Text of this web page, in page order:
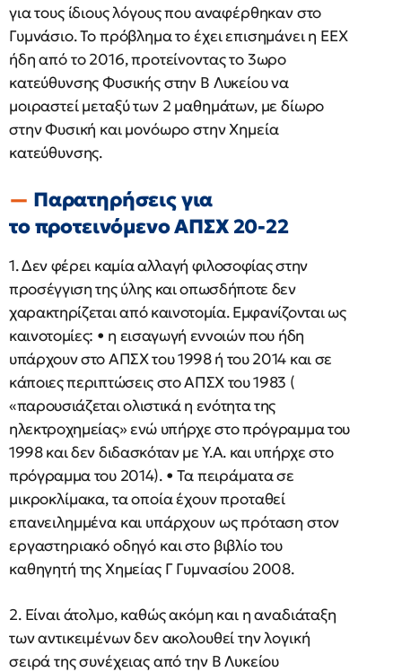
για τους ίδιους λόγους που αναφέρθηκαν στο
Γυμνάσιο. Το πρόβλημα το έχει επισημάνει η ΕΕΧ
ήδη από το 2016, προτείνοντας το 3ωρο
κατεύθυνσης Φυσικής στην Β Λυκείου να
μοιραστεί μεταξύ των 2 μαθημάτων, με δίωρο
στην Φυσική και μονόωρο στην Χημεία
κατεύθυνσης.
Παρατηρήσεις για
το προτεινόμενο ΑΠΣΧ 20-22
1. Δεν φέρει καμία αλλαγή φιλοσοφίας στην
προσέγγιση της ύλης και οπωσδήποτε δεν
χαρακτηρίζεται από καινοτομία. Εμφανίζονται ως
καινοτομίες: • η εισαγωγή εννοιών που ήδη
υπάρχουν στο ΑΠΣΧ του 1998 ή του 2014 και σε
κάποιες περιπτώσεις στο ΑΠΣΧ του 1983 (
«παρουσιάζεται ολιστικά η ενότητα της
ηλεκτροχημείας» ενώ υπήρχε στο πρόγραμμα του
1998 και δεν διδασκόταν με Υ.Α. και υπήρχε στο
πρόγραμμα του 2014). • Τα πειράματα σε
μικροκλίμακα, τα οποία έχουν προταθεί
επανειλημμένα και υπάρχουν ως πρόταση στον
εργαστηριακό οδηγό και στο βιβλίο του
καθηγητή της Χημείας Γ Γυμνασίου 2008.
2. Είναι άτολμο, καθώς ακόμη και η αναδιάταξη
των αντικειμένων δεν ακολουθεί την λογική
σειρά της συνέχειας από την Β Λυκείου